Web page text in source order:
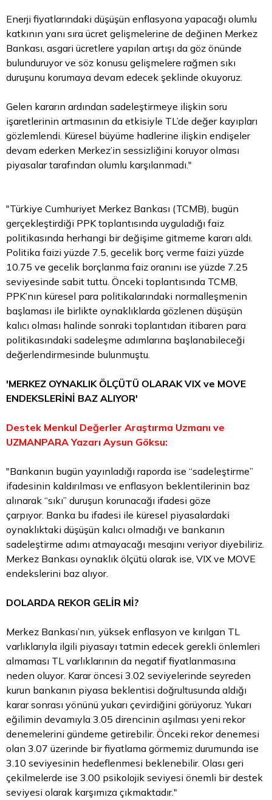
Enerji fiyatlarındaki düşüşün enflasyona yapacağı olumlu
katkının yanı sıra ücret gelişmelerine de değinen Merkez
Bankası, asgari ücretlere yapılan artışı da göz önünde
bulunduruyor ve söz konusu gelişmelere rağmen sıkı
duruşunu korumaya devam edecek şeklinde okuyoruz.
Gelen kararın ardından sadeleştirmeye ilişkin soru
işaretlerinin artmasının da etkisiyle TL’de değer kayıpları
gözlemlendi. Küresel büyüme hadlerine ilişkin endişeler
devam ederken Merkez’in sessizliğini koruyor olması
piyasalar tarafından olumlu karşılanmadı."
"Türkiye Cumhuriyet Merkez Bankası (TCMB), bugün
gerçekleştirdiği PPK toplantısında uyguladığı faiz
politikasında herhangi bir değişime gitmeme kararı aldı.
Politika faizi yüzde 7.5, gecelik borç verme faizi yüzde
10.75 ve gecelik borçlanma faiz oranını ise yüzde 7.25
seviyesinde sabit tuttu. Önceki toplantısında TCMB,
PPK’nın küresel para politikalarındaki normalleşmenin
başlaması ile birlikte oynaklıklarda gözlenen düşüşün
kalıcı olması halinde sonraki toplantıdan itibaren para
politikasındaki sadeleşme adımlarına başlanabileceği
değerlendirmesinde bulunmuştu.
'MERKEZ OYNAKLIK ÖLÇÜTÜ OLARAK VIX ve MOVE
ENDEKSLERİNİ BAZ ALIYOR'
Destek Menkul Değerler Araştırma Uzmanı ve
UZMANPARA Yazarı Aysun Göksu:
"Bankanın bugün yayınladığı raporda ise “sadeleştirme”
ifadesinin kaldırılması ve enflasyon beklentilerinin baz
alınarak “sıkı” duruşun korunacağı ifadesi göze
çarpıyor. Banka bu ifadesi ile küresel piyasalardaki
oynaklıktaki düşüşün kalıcı olmadığı ve bankanın
sadeleştirme adımı atmayacağı mesajını veriyor diyebiliriz.
Merkez Bankası oynaklık ölçütü olarak ise, VIX ve MOVE
endekslerini baz alıyor.
DOLARDA REKOR GELİR Mİ?
Merkez Bankası’nın, yüksek enflasyon ve kırılgan TL
varlıklarıyla ilgili piyasayı tatmin edecek gerekli önlemleri
almaması TL varlıklarının da negatif fiyatlanmasına
neden oluyor. Karar öncesi 3.02 seviyelerinde seyreden
kurun bankanın piyasa beklentisi doğrultusunda aldığı
karar sonrası yönünü yukarı çevirdiğini görüyoruz. Yukarı
eğilimin devamıyla 3.05 direncinin aşılması yeni rekor
denemelerini gündeme getirebilir. Önceki rekor denemesi
olan 3.07 üzerinde bir fiyatlama görmemiz durumunda ise
3.10 seviyesinin hedeflenmesi beklenebilir. Olası geri
çekilmelerde ise 3.00 psikolojik seviyesi önemli bir destek
seviyesi olarak karşımıza çıkmaktadır."